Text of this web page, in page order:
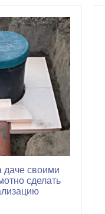
даче своими
сделать